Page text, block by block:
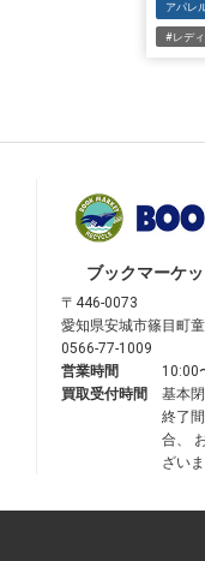
アパレ
#レデ
ブックマーケッ
〒446-0073
愛知県安城市篠目町
0566-77-1009
営業時間
10:00
買取受付時間
基本
終了
合、
ざいま